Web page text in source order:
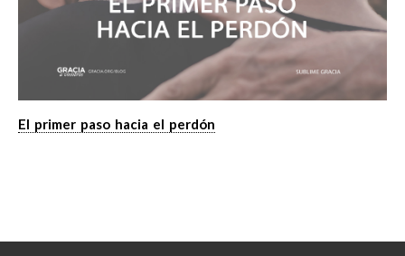
El primer paso hacia el perdón